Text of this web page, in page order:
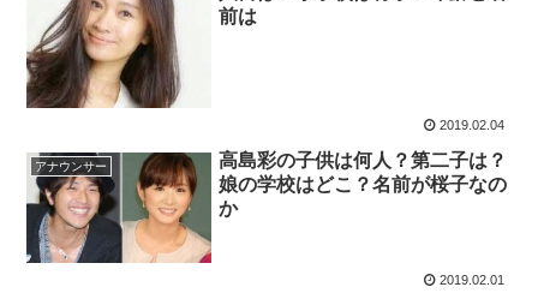
前は
2019.02.04
アナウンサー
高島彩の子供は何人？第二子は？
娘の学校はどこ？名前が桜子なの
か
2019.02.01